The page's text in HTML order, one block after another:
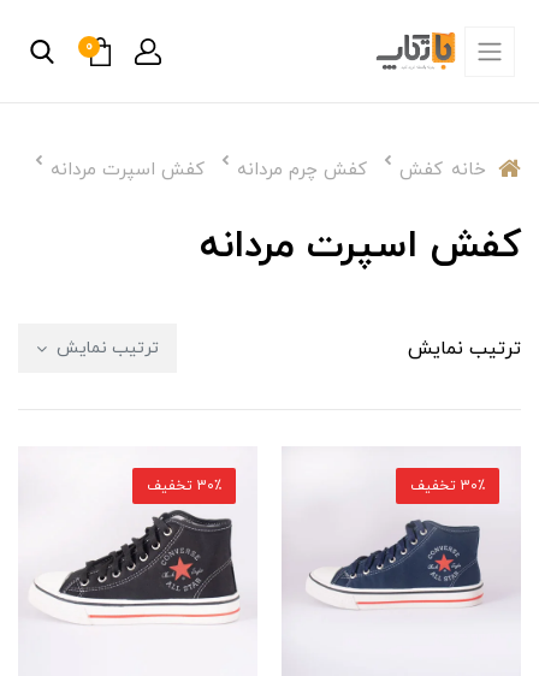
0
خانه کفش کفش چرم مردانه کفش اسپرت مردانه
کفش اسپرت مردانه
ترتیب نمایش ترتیب نمایش
30٪ تخفیف 30٪ تخفیف